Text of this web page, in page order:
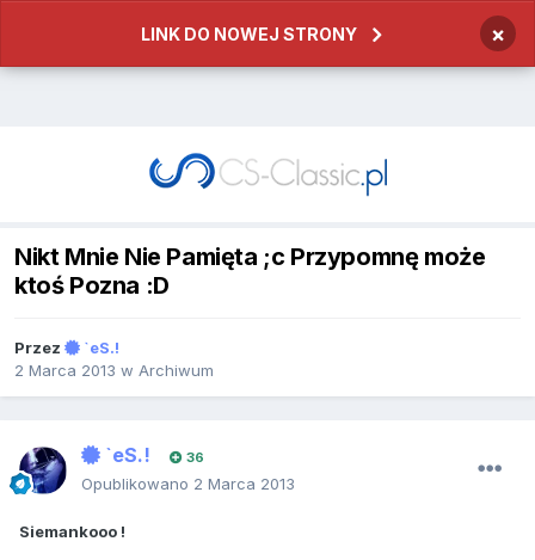
LINK DO NOWEJ STRONY ×
Nikt Mnie Nie Pamięta ;c Przypomnę może
ktoś Pozna :D
Przez
`eS.!
2 Marca 2013 w Archiwum
`eS.! 36
Opublikowano 2 Marca 2013
Siemankooo !